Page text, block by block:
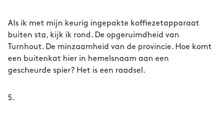
Als ik met mijn keurig ingepakte koffiezetapparaat
buiten sta, kijk ik rond. De opgeruimdheid van
Turnhout. De minzaamheid van de provincie. Hoe komt
een buitenkat hier in hemelsnaam aan een
gescheurde spier? Het is een raadsel.
5.